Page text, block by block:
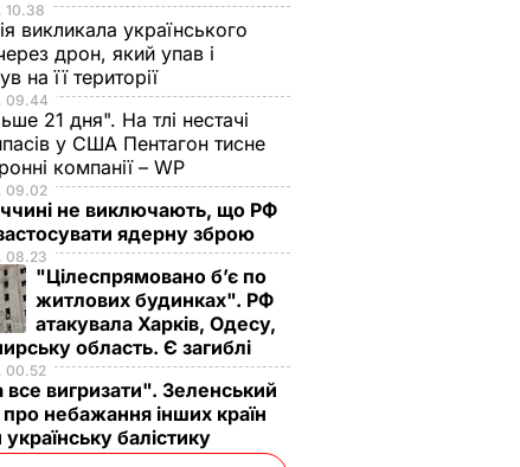
10.38
викликала українського
дрон, який упав і
на її території
09.44
21 дня". На тлі нестачі
у США Пентагон тисне
компанії – WP
09.02
не виключають, що РФ
ядерну зброю
08.23
"Цілеспрямовано бʼє по
житлових будинках". РФ
атакувала Харків, Одесу,
область. Є загиблі
00.52
вигризати". Зеленський
про небажання інших країн
балістику